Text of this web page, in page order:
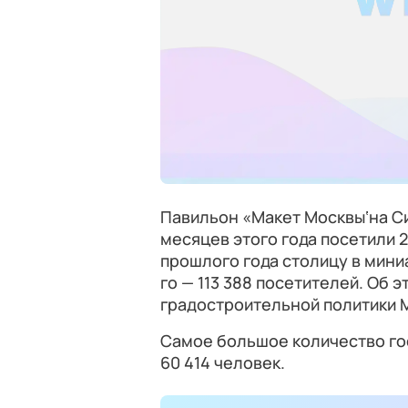
Павильон «Макет Москвы‘на
месяцев этого года посетили
прошлого года столицу в
го — 113 388 посетителей. Об
градостроительной политики
Самое большое количество
60 414 человек.